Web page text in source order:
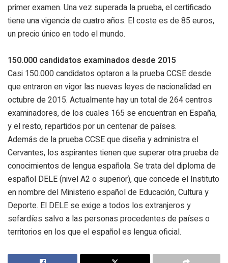
primer examen. Una vez superada la prueba, el certificado
tiene una vigencia de cuatro años. El coste es de 85 euros,
un precio único en todo el mundo.
150.000 candidatos examinados desde 2015
Casi 150.000 candidatos optaron a la prueba CCSE desde
que entraron en vigor las nuevas leyes de nacionalidad en
octubre de 2015. Actualmente hay un total de 264 centros
examinadores, de los cuales 165 se encuentran en España,
y el resto, repartidos por un centenar de países.
Además de la prueba CCSE que diseña y administra el
Cervantes, los aspirantes tienen que superar otra prueba de
conocimientos de lengua española. Se trata del diploma de
español DELE (nivel A2 o superior), que concede el Instituto
en nombre del Ministerio español de Educación, Cultura y
Deporte. El DELE se exige a todos los extranjeros y
sefardíes salvo a las personas procedentes de países o
territorios en los que el español es lengua oficial.